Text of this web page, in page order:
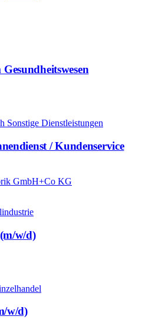
Sonstige Dienstleistungen
/ Kundenservice
GmbH+Co KG
w/d)
w/d)